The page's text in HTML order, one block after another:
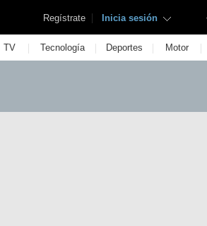
Regístrate | Inicia sesión
TV | Tecnología | Deportes | Motor |